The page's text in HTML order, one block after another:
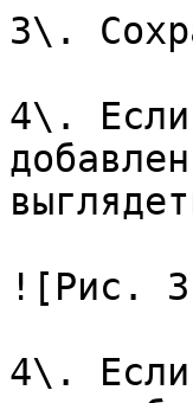
3\.
4\. Если
![Рис.
4\. Если